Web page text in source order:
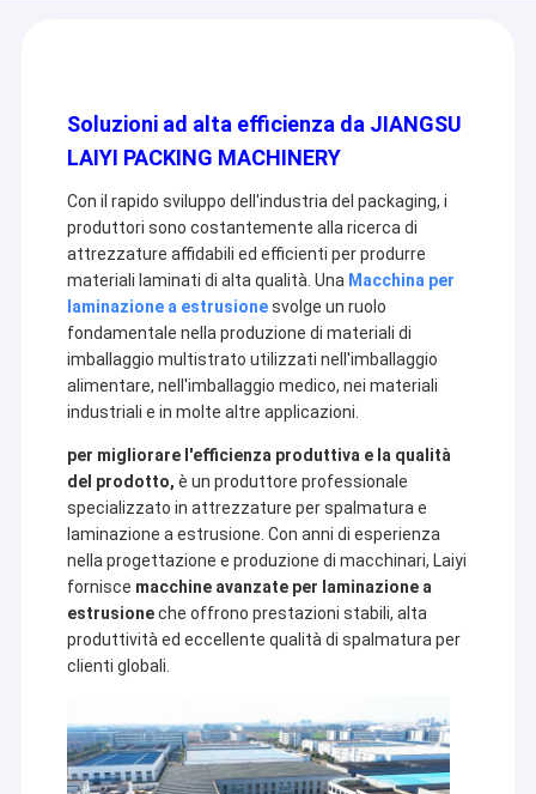
Soluzioni ad alta efficienza da JIANGSU
LAIYI PACKING MACHINERY
Con il rapido sviluppo dell'industria del packaging, i
produttori sono costantemente alla ricerca di
attrezzature affidabili ed efficienti per produrre
materiali laminati di alta qualità. Una Macchina per
laminazione a estrusionesvolge un ruolo
fondamentale nella produzione di materiali di
imballaggio multistrato utilizzati nell'imballaggio
alimentare, nell'imballaggio medico, nei materiali
industriali e in molte altre applicazioni.
per migliorare l'efficienza produttiva e la qualità
del prodotto, è un produttore professionale
specializzato in attrezzature per spalmatura e
laminazione a estrusione. Con anni di esperienza
nella progettazione e produzione di macchinari, Laiyi
fornisce macchine avanzate per laminazione a
estrusioneche offrono prestazioni stabili, alta
produttività ed eccellente qualità di spalmatura per
clienti globali.